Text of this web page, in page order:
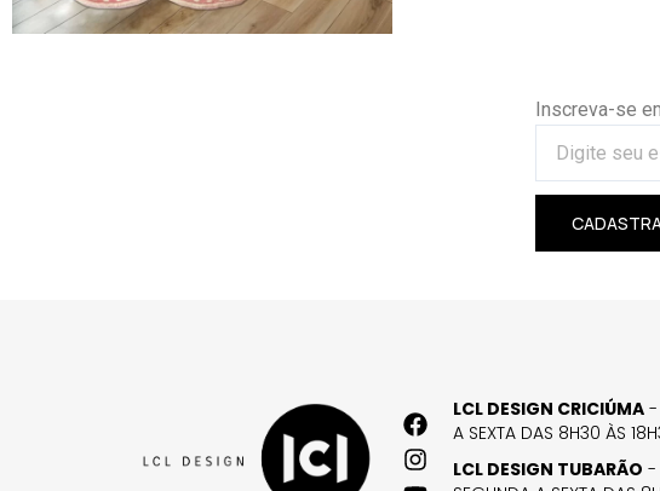
Inscreva-se
LCL DESIGN CRICIÚMA -
A SEXTA DAS 8H30 ÀS
LCL DESIGN TUBARÃO -